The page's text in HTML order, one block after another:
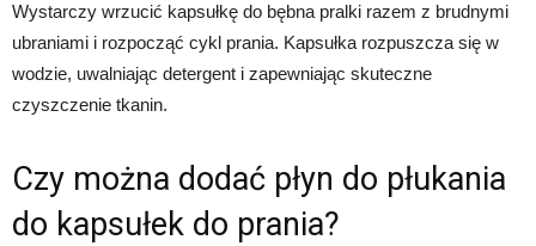
Wystarczy wrzucić kapsułkę do bębna pralki razem z brudnymi
ubraniami i rozpocząć cykl prania. Kapsułka rozpuszcza się w
wodzie, uwalniając detergent i zapewniając skuteczne
czyszczenie tkanin.
Czy można dodać płyn do płukania
do kapsułek do prania?